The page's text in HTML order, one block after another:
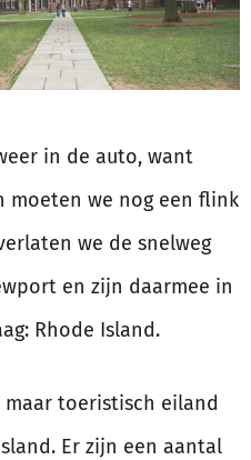
in de auto, want
moeten we nog een flink
we de snelweg
en zijn daarmee in
Rhode Island.
toeristisch eiland
Er zijn een aantal